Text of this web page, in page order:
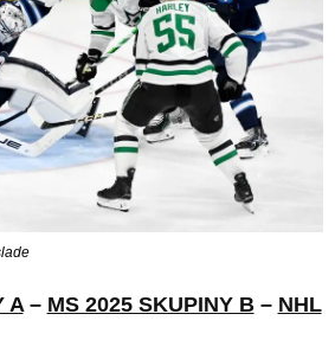
A– MS 2025 SKUPINY B– NHL